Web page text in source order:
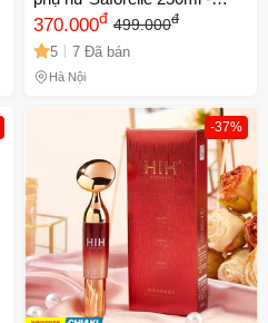
Chăm sóc nhẹ nhàng cho
vùng nhạy cảm, an toàn và
hiệu quả từ Pháp
370.000đ 499.000đ
5 7 Đã bán
Hà Nội
-37%